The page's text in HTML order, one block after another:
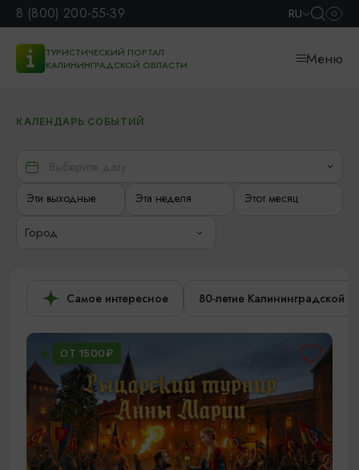
8 (800) 200-55-39 RU
ТУРИСТИЧЕСКИЙ ПОРТАЛ
КАЛИНИНГРАДСКОЙ ОБЛАСТИ
Меню
КАЛЕНДАРЬ СОБЫТИЙ
Эти выходные Эта неделя Этот месяц
Город
Самое интересное 80-летие Калининградской
ОТ 1500₽